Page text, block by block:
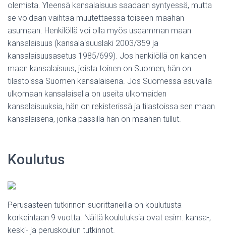
olemista. Yleensä kansalaisuus saadaan syntyessä, mutta
se voidaan vaihtaa muutettaessa toiseen maahan
asumaan. Henkilöllä voi olla myös useamman maan
kansalaisuus (kansalaisuuslaki 2003/359 ja
kansalaisuusasetus 1985/699). Jos henkilöllä on kahden
maan kansalaisuus, joista toinen on Suomen, hän on
tilastoissa Suomen kansalaisena. Jos Suomessa asuvalla
ulkomaan kansalaisella on useita ulkomaiden
kansalaisuuksia, hän on rekisterissä ja tilastoissa sen maan
kansalaisena, jonka passilla hän on maahan tullut.
Koulutus
Perusasteen tutkinnon suorittaneilla on koulutusta
korkeintaan 9 vuotta. Näitä koulutuksia ovat esim. kansa-,
keski- ja peruskoulun tutkinnot.